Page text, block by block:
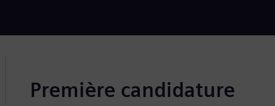
Première candidature